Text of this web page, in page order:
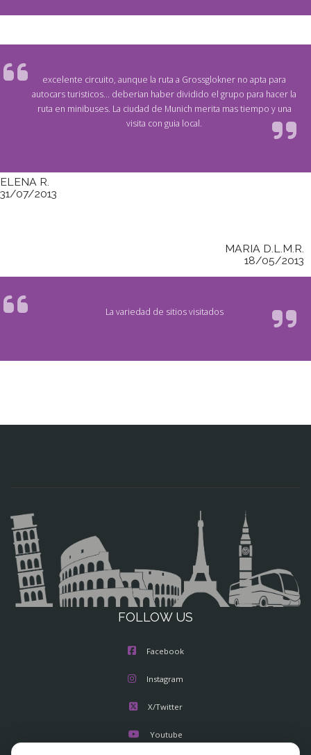
excelente circuito, aunque la ruta a Grossglokner no apta para
autocars turisticos... deberian haber dividido el grupo para hacer la
ruta en minibuses. La ciudad de Munich merita mas tiempo y una
visita con guia local.
ELENA R.
31/07/2013
MARIA D.L.M.R.
18/05/2013
La variedad de sitios visitados
FOLLOW US
Facebook
Instagram
X/Twitter
Youtube